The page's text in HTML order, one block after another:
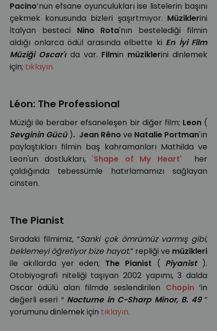
Pacino’nun efsane oyunculukları ise listelerin başını
çekmek konusunda bizleri şaşırtmıyor. Müziklerini
İtalyan besteci Nino Rota'nın bestelediği filmin
aldığı onlarca ödül arasında elbette ki En İyi Film
Müziği Oscar'ı da var. Filmin müziklerini dinlemek
için; tıklayın.
Léon: The Professional
Müziği ile beraber efsaneleşen bir diğer film; Leon (
Sevginin Gücü ). Jean Rêno ve Natalie Portman'ın
paylaştıkları filmin baş kahramanları Mathilda ve
Leon'un dostlukları, 'Shape of My Heart'
her
çaldığında tebessümle hatırlamamızı sağlayan
cinsten.
The Pianist
Sıradaki filmimiz, “Sanki çok ömrümüz varmış gibi,
beklemeyi öğretiyor bize hayat.” repliği ve müzikleri
ile akıllarda yer eden; The Pianist ( Piyanist ).
Otobiyografi niteliği taşıyan 2002 yapımı, 3 dalda
Oscar ödülü alan filmde seslendirilen Chopin ’in
değerli eseri “ Nocturne in C-Sharp Minor, B. 49 ”
yorumunu dinlemek için tıklayın.